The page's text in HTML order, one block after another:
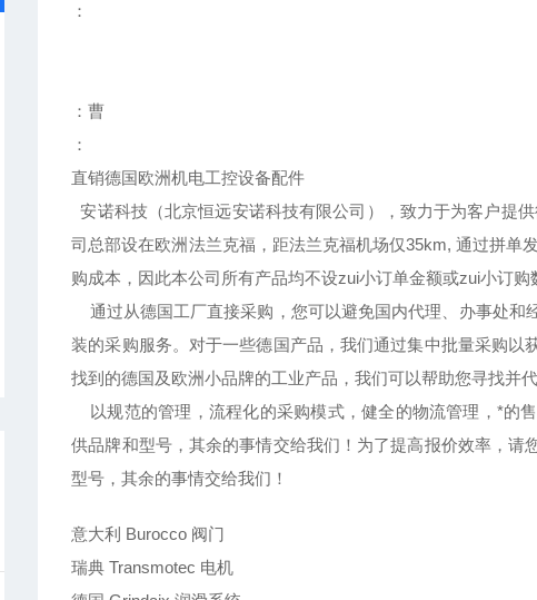
：
：曹
：
直销德国欧洲机电工控设备配件
安诺科技（北京恒远安诺科技有限公司），致力于为客户提
司总部设在欧洲法兰克福，距法兰克福机场仅35km, 通过拼单
购成本，因此本公司所有产品均不设zui小订单金额或zui小订购
通过从德国工厂直接采购，您可以避免国内代理、办事处和
装的采购服务。对于一些德国产品，我们通过集中批量采购
找到的德国及欧洲小品牌的工业产品，我们可以帮助您寻找并
以规范的管理，流程化的采购模式，健全的物流管理，*的
供品牌和型号，其余的事情交给我们！为了提高报价效率，
型号，其余的事情交给我们！
意大利 Burocco 阀门
瑞典 Transmotec 电机